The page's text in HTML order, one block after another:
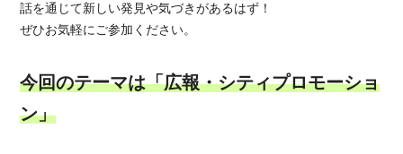
話を通じて新しい発見や気づきがあるはず！
ぜひお気軽にご参加ください。
今回のテーマは「広報・シティプロモーショ
ン」